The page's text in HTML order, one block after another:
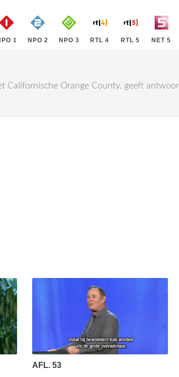
1 NPO 2 NPO 3 RTL 4 RTL 5 NET 5
Orange County, geeft
AFL. 53